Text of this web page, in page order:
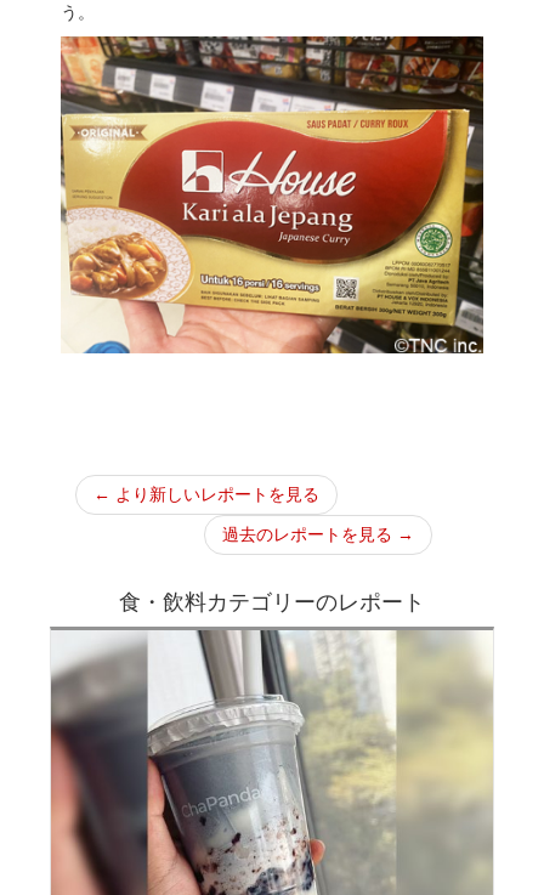
う。
← より新しいレポートを見る
過去のレポートを見る →
食・飲料カテゴリーのレポート